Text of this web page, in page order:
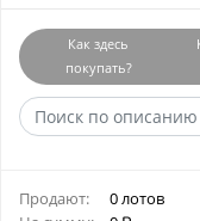
Как здесь
покупать?
Продают:
0 лотов